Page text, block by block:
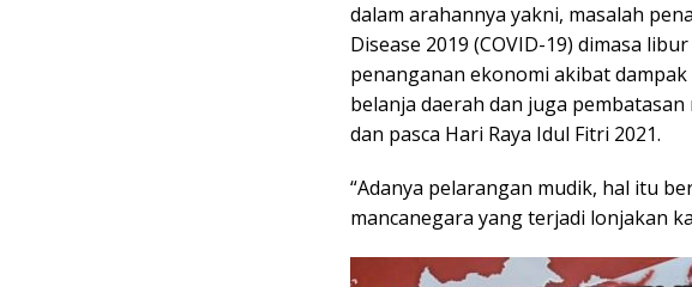
dalam arahannya yakni, masalah
Disease 2019 (COVID-19) dimasa
penanganan ekonomi akibat
belanja daerah dan juga
dan pasca Hari Raya Idul Fitri 2021.
“Adanya pelarangan mudik, hal itu
mancanegara yang terjadi lonjakan